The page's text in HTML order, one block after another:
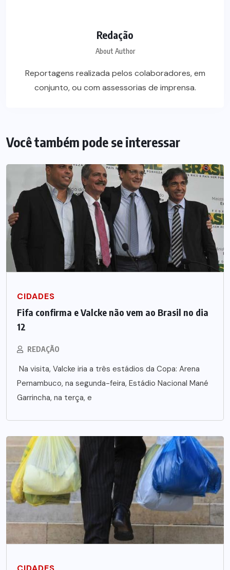
Redação
About Author
Reportagens realizada pelos colaboradores, em
conjunto, ou com assessorias de imprensa.
Você também pode se interessar
CIDADES
Fifa confirma e Valcke não vem ao Brasil no dia
12
REDAÇÃO
Na visita, Valcke iria a três estádios da Copa: Arena
Pernambuco, na segunda-feira, Estádio Nacional Mané
Garrincha, na terça, e